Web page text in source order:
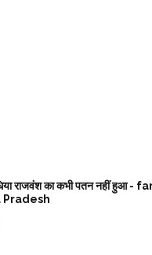
राजवंश का कभी पतन नहीं हुआ -